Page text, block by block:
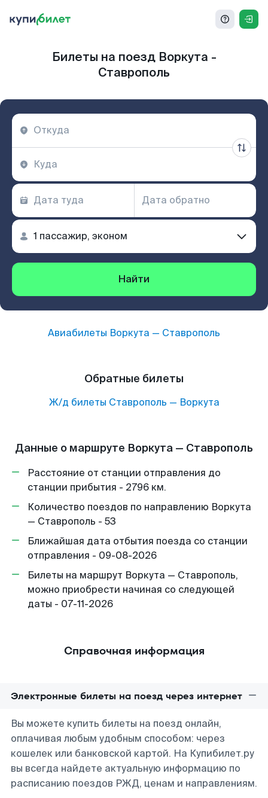
Билеты на поезд Воркута -
Ставрополь
Найти
Авиабилеты Воркута — Ставрополь
Обратные билеты
Ж/д билеты Ставрополь — Воркута
Данные о маршруте Воркута — Ставрополь
Расстояние от станции отправления до
станции прибытия - 2796 км.
Количество поездов по направлению Воркута
— Ставрополь - 53
Ближайшая дата отбытия поезда со станции
отправления - 09-08-2026
Билеты на маршрут Воркута — Ставрополь,
можно приобрести начиная со следующей
даты - 07-11-2026
Справочная информация
Электронные билеты на поезд через интернет
Вы можете купить билеты на поезд онлайн,
оплачивая любым удобным способом: через
кошелек или банковской картой. На Купибилет.ру
вы всегда найдете актуальную информацию по
расписанию поездов РЖД, ценам и направлениям.